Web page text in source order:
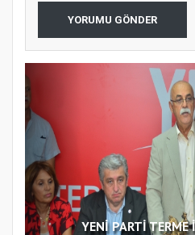
YORUMU GÖNDER
YENİ PARTİ TERME